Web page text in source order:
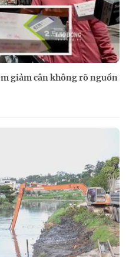
giảm cân không rõ nguồn